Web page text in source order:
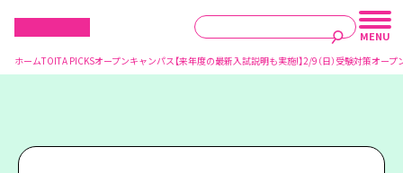
ホームTOITA PICKSオープンキャンパス 【来年度の最新入試説明も実施!】2/9（日）受験対策オー